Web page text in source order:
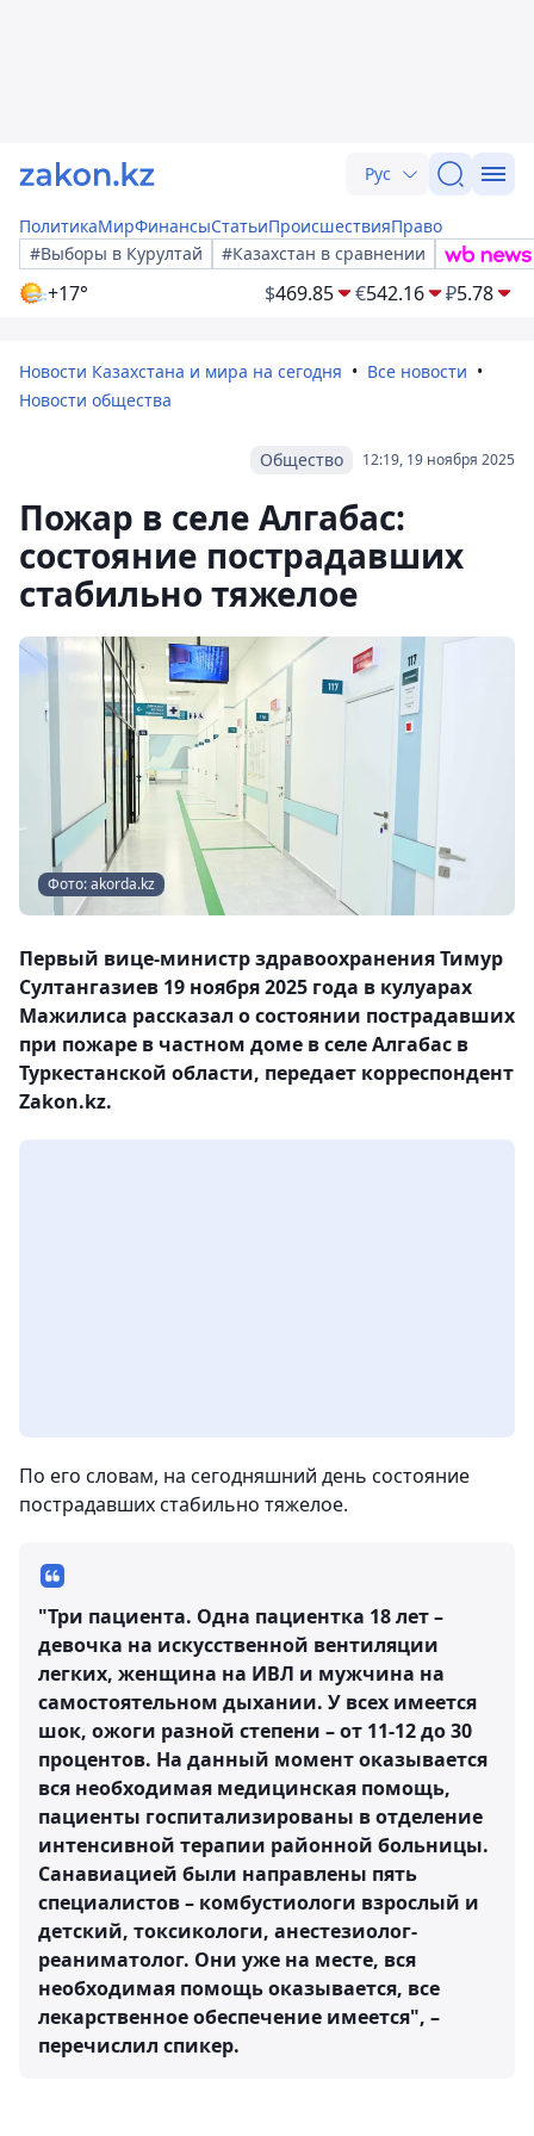
Рус
ПолитикаМирФинансыСтатьиПроисшествияПраво
#Выборы в Курултай
#Казахстан в сравнении
+17° $469.85 €542.16 ₽5.78
Новости Казахстана и мира на сегодня
Все новости
Новости общества
12:19, 19 ноября 2025
Общество
Пожар в селе Алгабас:
состояние пострадавших
стабильно тяжелое
Фото: akorda.kz
Первый вице-министр здравоохранения Тимур
Султангазиев 19 ноября 2025 года в кулуарах
Мажилиса рассказал о состоянии пострадавших
при пожаре в частном доме в селе Алгабас в
Туркестанской области, передает корреспондент
Zakon.kz.
По его словам, на сегодняшний день состояние
пострадавших стабильно тяжелое.
"Три пациента. Одна пациентка 18 лет –
девочка на искусственной вентиляции
легких, женщина на ИВЛ и мужчина на
самостоятельном дыхании. У всех имеется
шок, ожоги разной степени – от 11-12 до 30
процентов. На данный момент оказывается
вся необходимая медицинская помощь,
пациенты госпитализированы в отделение
интенсивной терапии районной больницы.
Санавиацией были направлены пять
специалистов – комбустиологи взрослый и
детский, токсикологи, анестезиолог-
реаниматолог. Они уже на месте, вся
необходимая помощь оказывается, все
лекарственное обеспечение имеется", –
перечислил спикер.